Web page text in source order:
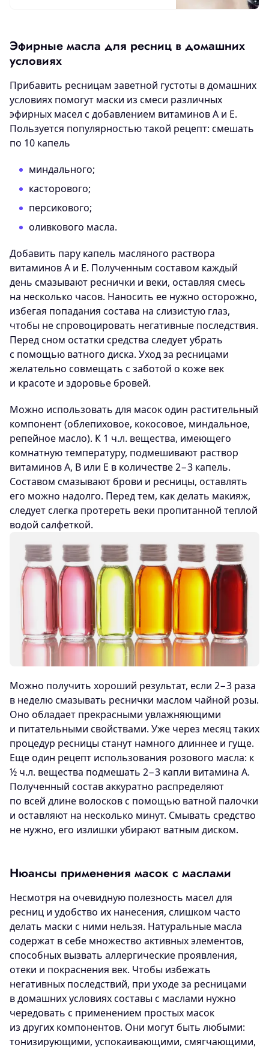
Эфирные масла для ресниц в домашних
условиях
Прибавить ресницам заветной густоты в домашних
условиях помогут маски из смеси различных
эфирных масел с добавлением витаминов A и E.
Пользуется популярностью такой рецепт: смешать
по 10 капель
миндального;
касторового;
персикового;
оливкового масла.
Добавить пару капель масляного раствора
витаминов A и E. Полученным составом каждый
день смазывают реснички и веки, оставляя смесь
на несколько часов. Наносить ее нужно осторожно,
избегая попадания состава на слизистую глаз,
чтобы не спровоцировать негативные последствия.
Перед сном остатки средства следует убрать
с помощью ватного диска. Уход за ресницами
желательно совмещать с заботой о коже век
и красоте и здоровье бровей.
Можно использовать для масок один растительный
компонент (облепиховое, кокосовое, миндальное,
репейное масло). К 1 ч.л. вещества, имеющего
комнатную температуру, подмешивают раствор
витаминов А, В или Е в количестве 2−3 капель.
Составом смазывают брови и ресницы, оставлять
его можно надолго. Перед тем, как делать макияж,
следует слегка протереть веки пропитанной теплой
водой салфеткой.
Можно получить хороший результат, если 2−3 раза
в неделю смазывать реснички маслом чайной розы.
Оно обладает прекрасными увлажняющими
и питательными свойствами. Уже через месяц таких
процедур ресницы станут намного длиннее и гуще.
Еще один рецепт использования розового масла: к
½ ч.л. вещества подмешать 2−3 капли витамина A.
Полученный состав аккуратно распределяют
по всей длине волосков с помощью ватной палочки
и оставляют на несколько минут. Смывать средство
не нужно, его излишки убирают ватным диском.
Нюансы применения масок с маслами
Несмотря на очевидную полезность масел для
ресниц и удобство их нанесения, слишком часто
делать маски с ними нельзя. Натуральные масла
содержат в себе множество активных элементов,
способных вызвать аллергические проявления,
отеки и покраснения век. Чтобы избежать
негативных последствий, при уходе за ресницами
в домашних условиях составы с маслами нужно
чередовать с применением простых масок
из других компонентов. Они могут быть любыми:
тонизирующими, успокаивающими, смягчающими,